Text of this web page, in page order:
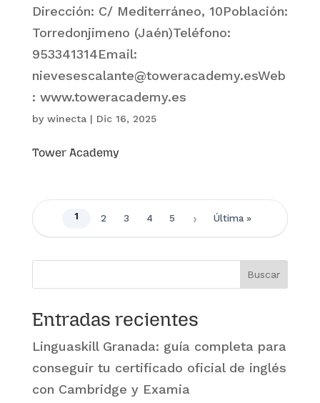
Tower Academy
by winecta| Dic 16, 2025
Dirección: C/ Mediterráneo, 10Población:
Torredonjimeno (Jaén)Teléfono:
953341314Email:
nievesescalante@toweracademy.esWeb
: www.toweracademy.es
1 2 3 4 5 Última »
Buscar
Entradas recientes
Linguaskill Granada: guía completa para
conseguir tu certificado oficial de inglés
con Cambridge y Examia